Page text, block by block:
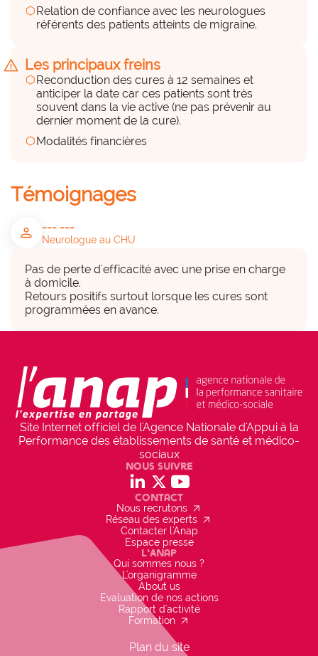
hexagonRelation de confiance avec les neurologues
référents des patients atteints de migraine.
warning Les principaux freins
hexagonReconduction des cures à 12 semaines et
anticiper la date car ces patients sont très
souvent dans la vie active (ne pas prévenir au
dernier moment de la cure).
hexagonModalités financières
Témoignages
person --- ---
Neurologue au CHU
Pas de perte d'efficacité avec une prise en charge
à domicile.
Retours positifs surtout lorsque les cures sont
programmées en avance.
HDJ de neurologie réalisant des premières
Des équipements, du matériel
hexagon_r0
Peu
Des financements (internes et
Beaucoup
Produit sur liste des coûteux mais équilibre
financier fragile
• Direction, Professionnels, Bénéficiaires
Projet inscrit dans la politique de
l'établissement
cancelNON
Site Internet officiel de l'Agence Nationale d'Appui à la
Performance des établissements de santé et médico-
sociaux
Nous suivre
social_linkedin social_x social_youtube
Contact
Nous recrutons arrow_outward
Réseau des experts arrow_outward
Contacter l'Anap
Espace presse
L'Anap
Qui sommes nous ?
L'organigramme
About us
Evaluation de nos actions
Rapport d'activité
Formation arrow_outward
Plan du site